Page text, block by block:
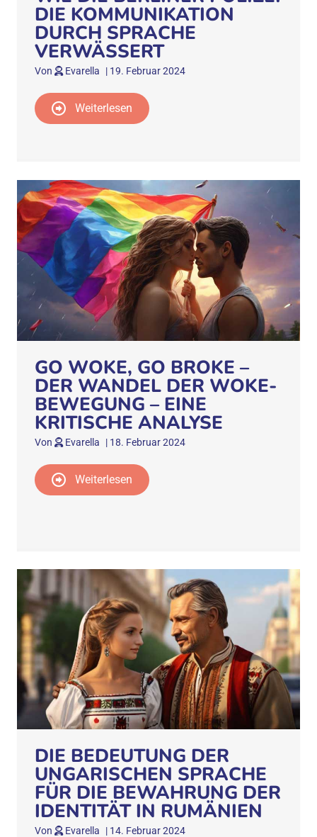
DIE KOMMUNIKATION
DURCH SPRACHE
VERWÄSSERT
Von Evarella | 19. Februar 2024
Weiterlesen
GO WOKE, GO BROKE –
DER WANDEL DER WOKE-
BEWEGUNG – EINE
KRITISCHE ANALYSE
Von Evarella | 18. Februar 2024
Weiterlesen
DIE BEDEUTUNG DER
UNGARISCHEN SPRACHE
FÜR DIE BEWAHRUNG DER
IDENTITÄT IN RUMÄNIEN
Von Evarella | 14. Februar 2024